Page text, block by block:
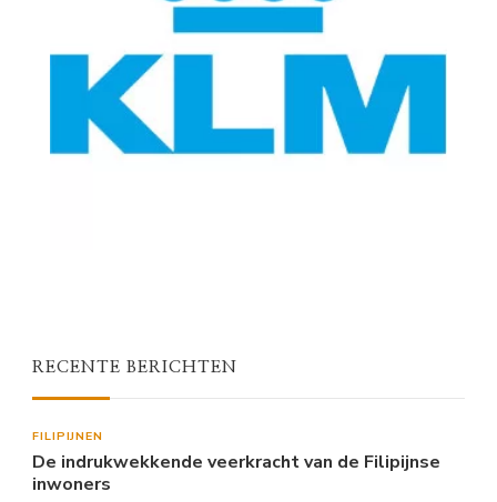
RECENTE BERICHTEN
FILIPIJNEN
De indrukwekkende veerkracht van de Filipijnse
inwoners